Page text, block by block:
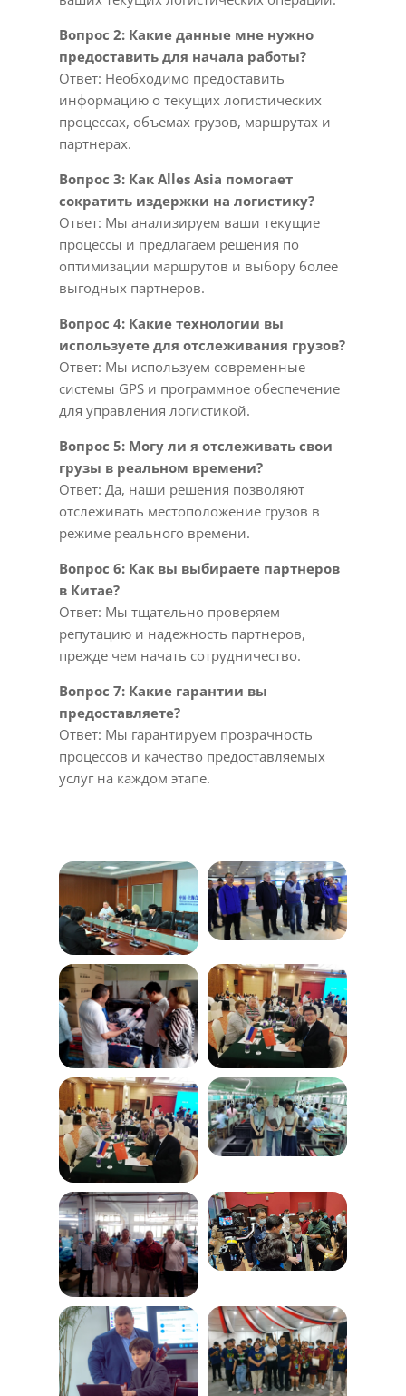
Вопрос 2: Какие данные мне нужно
предоставить для начала работы?
Ответ: Необходимо предоставить
информацию о текущих логистических
процессах, объемах грузов, маршрутах и
партнерах.
Вопрос 3: Как Alles Asia помогает
сократить издержки на логистику?
Ответ: Мы анализируем ваши текущие
процессы и предлагаем решения по
оптимизации маршрутов и выбору более
выгодных партнеров.
Вопрос 4: Какие технологии вы
используете для отслеживания грузов?
Ответ: Мы используем современные
системы GPS и программное обеспечение
для управления логистикой.
Вопрос 5: Могу ли я отслеживать свои
грузы в реальном времени?
Ответ: Да, наши решения позволяют
отслеживать местоположение грузов в
режиме реального времени.
Вопрос 6: Как вы выбираете партнеров
в Китае?
Ответ: Мы тщательно проверяем
репутацию и надежность партнеров,
прежде чем начать сотрудничество.
Вопрос 7: Какие гарантии вы
предоставляете?
Ответ: Мы гарантируем прозрачность
процессов и качество предоставляемых
услуг на каждом этапе.